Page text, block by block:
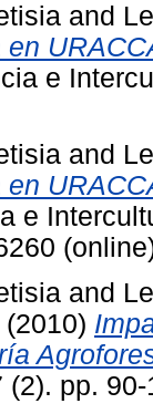
and
e
and
e
and
(2010)
(2). pp.